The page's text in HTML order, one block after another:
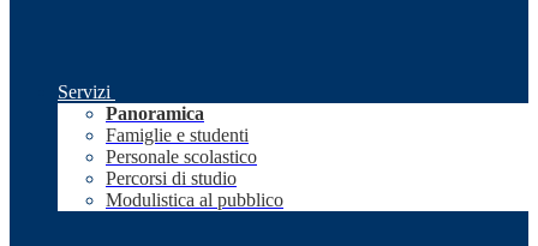
Servizi
Panoramica
Famiglie e studenti
Personale scolastico
Percorsi di studio
Modulistica al pubblico